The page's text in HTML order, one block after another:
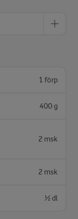
1 förp
400 g
2 msk
2 msk
½ dl